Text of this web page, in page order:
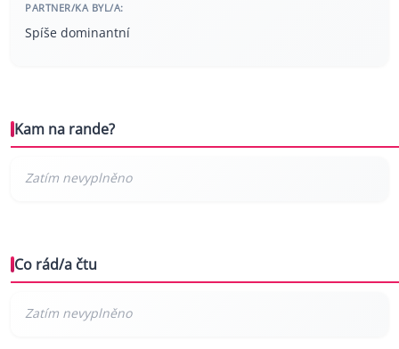
PARTNER/KA BYL/A:
Spíše dominantní
Kam na rande?
Co rád/a čtu